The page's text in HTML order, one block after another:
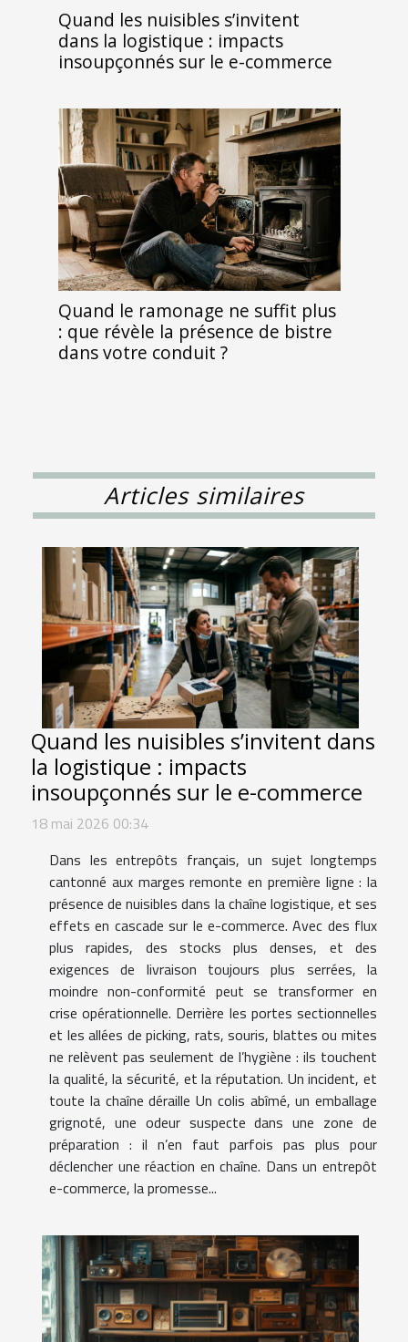
Quand les nuisibles s’invitent
dans la logistique : impacts
insoupçonnés sur le e-commerce
Quand le ramonage ne suffit plus
: que révèle la présence de bistre
dans votre conduit ?
Articles similaires
Quand les nuisibles s’invitent dans
la logistique : impacts
insoupçonnés sur le e-commerce
18 mai 2026 00:34
Dans les entrepôts français, un sujet longtemps
cantonné aux marges remonte en première ligne : la
présence de nuisibles dans la chaîne logistique, et ses
effets en cascade sur le e-commerce. Avec des flux
plus rapides, des stocks plus denses, et des
exigences de livraison toujours plus serrées, la
moindre non-conformité peut se transformer en
crise opérationnelle. Derrière les portes sectionnelles
et les allées de picking, rats, souris, blattes ou mites
ne relèvent pas seulement de l’hygiène : ils touchent
la qualité, la sécurité, et la réputation. Un incident, et
toute la chaîne déraille Un colis abîmé, un emballage
grignoté, une odeur suspecte dans une zone de
préparation : il n’en faut parfois pas plus pour
déclencher une réaction en chaîne. Dans un entrepôt
e-commerce, la promesse...